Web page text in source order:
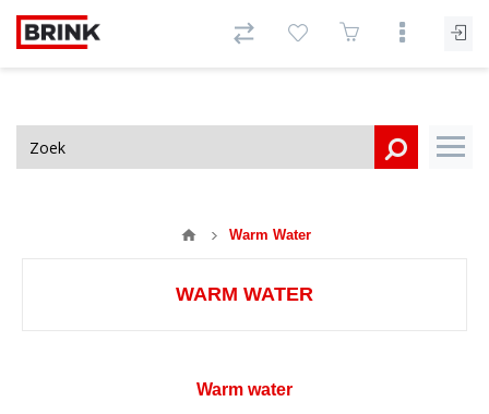
Warm Water
WARM WATER
Warm water